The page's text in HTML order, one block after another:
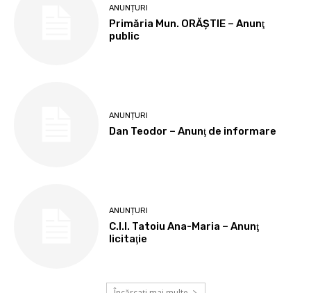
ANUNȚURI
Primăria Mun. ORĂȘTIE – Anunţ
public
ANUNȚURI
Dan Teodor – Anunţ de informare
ANUNȚURI
C.I.I. Tatoiu Ana-Maria – Anunţ
licitaţie